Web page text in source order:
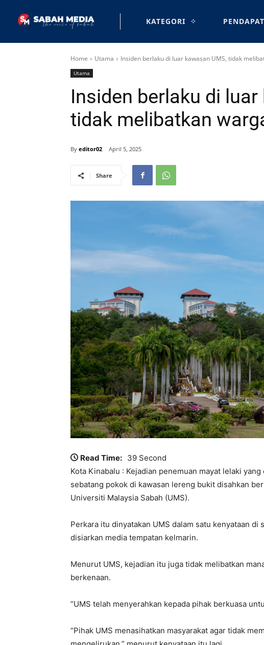
KATEGORI PENDAPAT
Home Utama Insiden berlaku di luar kawasan UMS, tidak
Utama
Insiden berlaku di
tidak melibatkan
By editor02 April 5, 2025
Share
Read Time: 39 Second
Kota Kinabalu : Kejadian penemuan mayat lelaki
sebatang pokok di kawasan lereng bukit disahkan
Universiti Malaysia Sabah (UMS).
Perkara itu dinyatakan UMS dalam satu kenyataan
disiarkan media tempatan kelmarin.
Menurut UMS, kejadian itu juga tidak melibatkan
berkenaan.
“UMS telah menyerahkan kepada pihak berkuasa
“Pihak UMS menasihatkan masyarakat agar tidak